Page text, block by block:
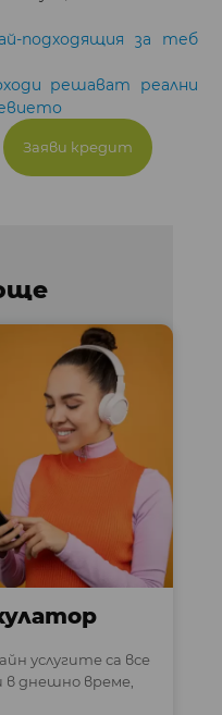
подходящия за теб
решават реални
Заяви кредит
услугите са все
в днешно време,